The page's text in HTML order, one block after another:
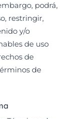
podrá,
restringir,
y/o
de uso
de
de